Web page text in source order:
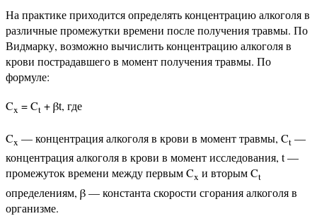
На практике приходится определять концентрацию алкоголя в
различные промежутки времени после получения травмы. По
Видмарку, возможно вычислить концентрацию алкоголя в
крови пострадавшего в момент получения травмы. По
формуле:
Cx = Ct + βt, где
Cx — концентрация алкоголя в крови в момент травмы, Ct —
концентрация алкоголя в крови в момент исследования, t —
промежуток времени между первым Cx и вторым Ct
определениям, β — константа скорости сгорания алкоголя в
организме.